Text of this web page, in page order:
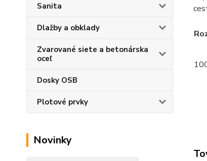
Sanita
Dlažby a obklady
Zvarované siete a betonárska
oceľ
Dosky OSB
Plotové prvky
Novinky